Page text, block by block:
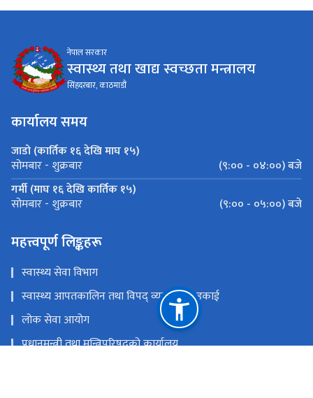
नेपाल सरकार
स्वास्थ्य तथा खाद्य स्वच्छता मन्त्रालय
सिंहदरबार, काठमाडौं
कार्यालय समय
जाडो (कार्तिक १६ देखि माघ १५)
सोमबार - शुक्रबार
(९:०० - ०४:००) बजे
गर्मी (माघ १६ देखि कार्तिक १५)
सोमबार - शुक्रबार (९:०० - ०५:००) बजे
महत्त्वपूर्ण लिङ्कहरू
स्वास्थ्य सेवा विभाग
स्वास्थ्य आपतकालिन तथा विपद् व्यवस्थापन इकाई
लोक सेवा आयोग
प्रधानमन्त्री तथा मन्त्रिपरिषद्‍को कार्यालय